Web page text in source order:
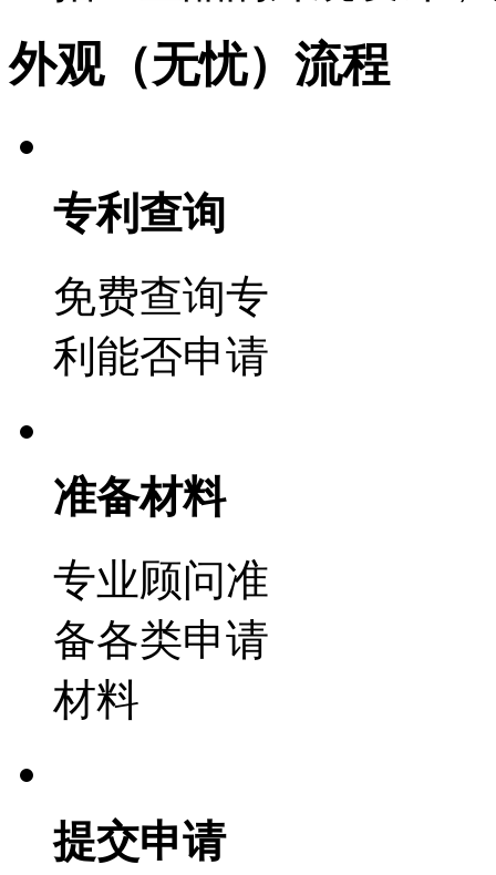
外观（无忧）流程
专利查询
免费查询专
利能否申请
准备材料
专业顾问准
备各类申请
材料
提交申请